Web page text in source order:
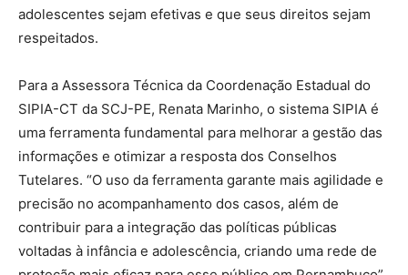
adolescentes sejam efetivas e que seus direitos sejam
respeitados.
Para a Assessora Técnica da Coordenação Estadual do
SIPIA-CT da SCJ-PE, Renata Marinho, o sistema SIPIA é
uma ferramenta fundamental para melhorar a gestão das
informações e otimizar a resposta dos Conselhos
Tutelares. “O uso da ferramenta garante mais agilidade e
precisão no acompanhamento dos casos, além de
contribuir para a integração das políticas públicas
voltadas à infância e adolescência, criando uma rede de